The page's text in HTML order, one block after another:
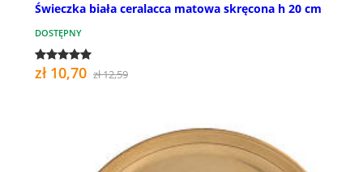
Świeczka biała ceralacca matowa skręcona h 20 cm
DOSTĘPNY
zł 10,70 zł 12,59